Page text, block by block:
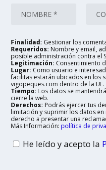
Finalidad: Gestionar los
Requeridos: Nombre y email,
posible administración contra el
Legitimación: Consentimiento
Lugar: Como usuario e
facilitas estarán ubicados en los
vigopeques.com dentro de la UE.
Tiempo: Los datos se
cierre la web.
Derechos: Podrás ejercer tus
limitación y suprimir los datos
derecho a presentar una
Más Información: política de
He leído y acepto la